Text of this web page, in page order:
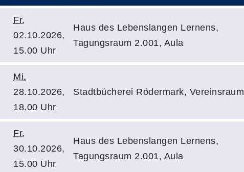
Fr.
02.10.2026,
15.00 Uhr
Haus des Lebenslangen Lernens,
Tagungsraum 2.001, Aula
Mi.
28.10.2026,
18.00 Uhr
Stadtbücherei Rödermark, Vereinsraum
Fr.
30.10.2026,
15.00 Uhr
Haus des Lebenslangen Lernens,
Tagungsraum 2.001, Aula